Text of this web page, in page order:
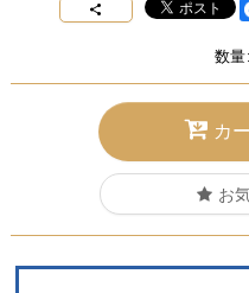
数量:
カ
お